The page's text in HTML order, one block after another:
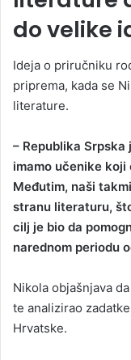
do velike
Ideja o priručniku
priprema, kada se
literature.
– Republika
imamo učenike
Međutim, naši
stranu literaturu,
cilj je bio da
narednom periodu
Nikola objašnjava
te analizirao
Hrvatske.